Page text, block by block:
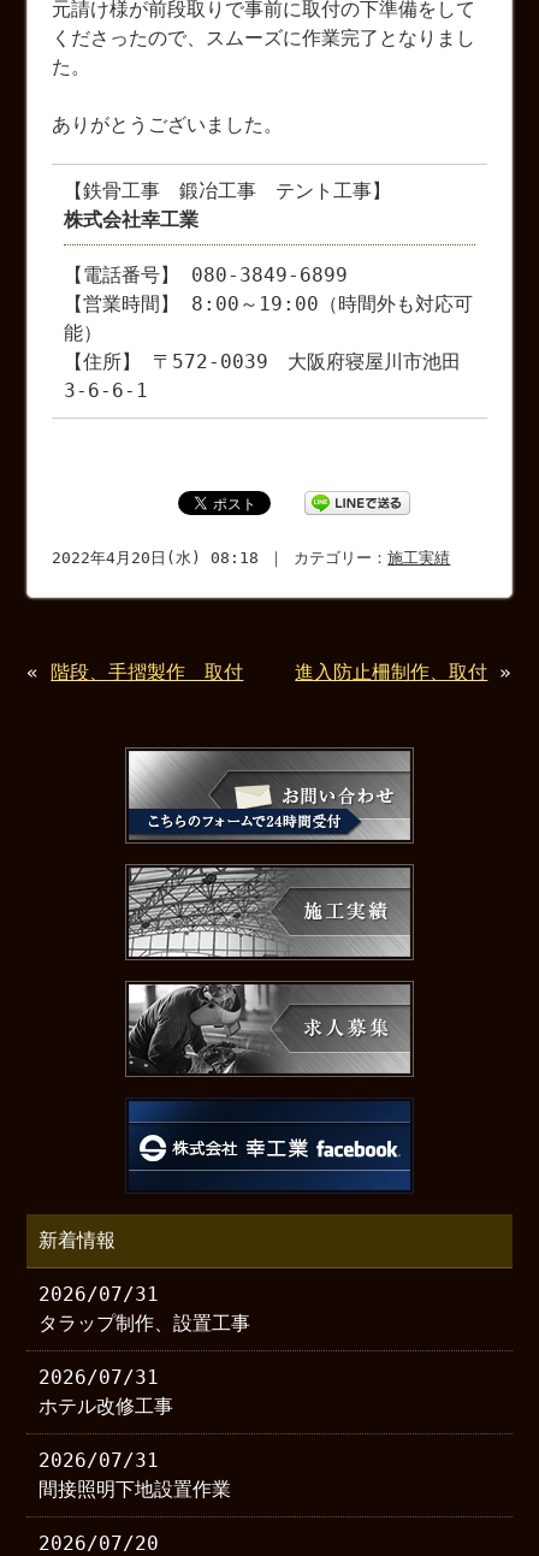
元請け様が前段取りで事前に取付の下準備をして
くださったので、スムーズに作業完了となりまし
た。
ありがとうございました。
【鉄骨工事 鍛冶工事 テント工事】
株式会社幸工業
【電話番号】 080-3849-6899
【営業時間】 8:00～19:00（時間外も対応可
能）
【住所】 〒572-0039 大阪府寝屋川市池田
3-6-6-1
2022年4月20日(水) 08:18 ｜ カテゴリー：施工実績
«階段、手摺製作 取付 進入防止柵制作、取付 »
新着情報
2026/07/31
タラップ制作、設置工事
2026/07/31
ホテル改修工事
2026/07/31
間接照明下地設置作業
2026/07/20